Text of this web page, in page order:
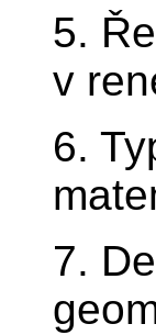
5.
v
6.
7.